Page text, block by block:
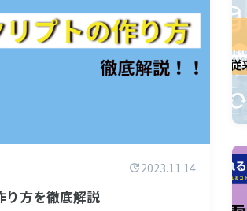
2023.11.14
り方を徹底解説